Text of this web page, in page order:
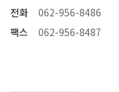
전화
062-956-8486
팩스
062-956-8487